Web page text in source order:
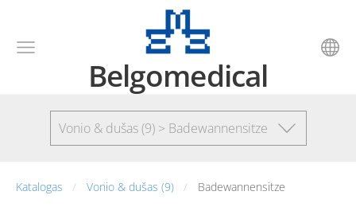
Belgomedical
Vonio & dušas (9) > Badewannensitze
Katalogas Vonio & dušas (9) Badewannensitze